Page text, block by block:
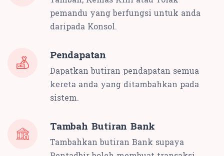
pemandu yang berfungsi untuk anda
daripada Konsol.
Pendapatan
Dapatkan butiran pendapatan semua
kereta anda yang ditambahkan pada
sistem.
Tambah Butiran Bank
Tambahkan butiran Bank supaya